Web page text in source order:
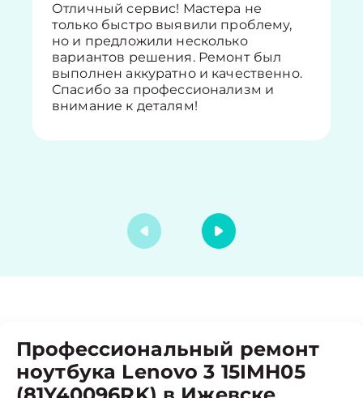
Отличный сервис! Мастера не
только быстро выявили проблему,
но и предложили несколько
вариантов решения. Ремонт был
выполнен аккуратно и качественно.
Спасибо за профессионализм и
внимание к деталям!
Профессиональный ремонт
ноутбука Lenovo 3 15IMH05